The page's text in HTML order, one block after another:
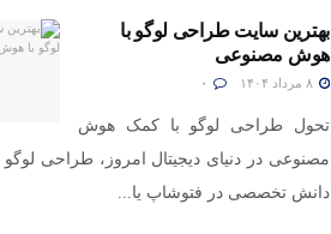
بهترین سایت طراحی لوگو با
هوش مصنوعی
تحول طراحی لوگو با کمک هوش
مصنوعی در دنیای دیجیتال امروز، طراحی لوگو
دانش تخصصی در فتوشاپ یا...